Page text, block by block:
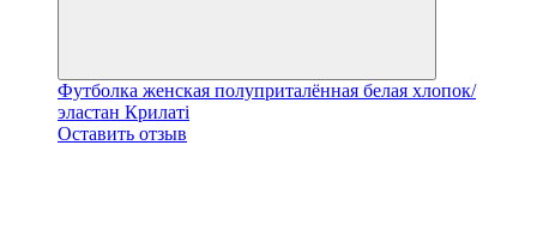
Футболка женская полуприталённая белая хлопок/
эластан Крилаті
Оставить отзыв